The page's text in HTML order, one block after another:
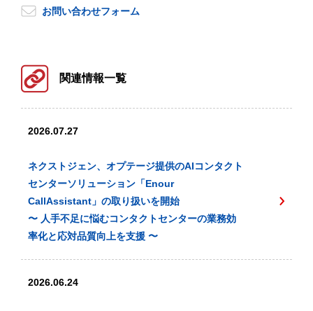
お問い合わせフォーム
関連情報一覧
2026.07.27
ネクストジェン、オプテージ提供のAIコンタクト
センターソリューション「Enour
CallAssistant」の取り扱いを開始
〜 人手不足に悩むコンタクトセンターの業務効
率化と応対品質向上を支援 〜
2026.06.24